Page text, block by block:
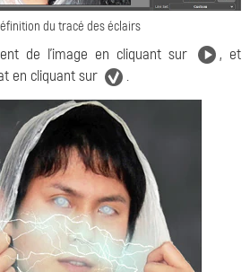
du tracé des éclairs
de l'image en cliquant sur
, et
en cliquant sur
.